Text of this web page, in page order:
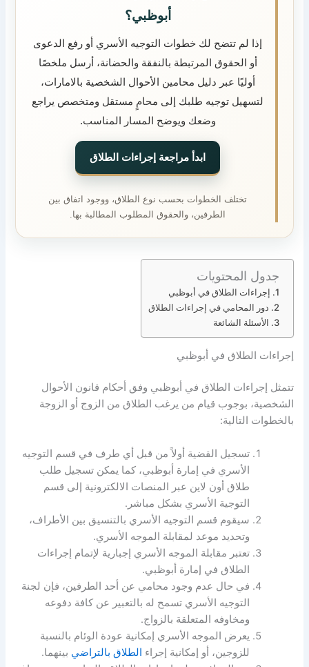
أبوظبي؟
إذا لم تتضح لك خطوات التوجيه الأسري أو رفع الدعوى
أو الحقوق المرتبطة بالنفقة والحضانة، أرسل ملخصًا
أوليًا عبر دليل محامين الأحوال الشخصية بالامارات،
لتسهيل توجيه طلبك إلى محامٍ مستقل ومتخصص يراجع
وضعك ويوضح المسار المناسب.
ابدأ مراجعة إجراءات الطلاق
تختلف الخطوات بحسب نوع الطلاق، ووجود اتفاق بين
الطرفين، والحقوق المطلوب المطالبة بها.
جدول المحتويات
إجراءات الطلاق في أبوظبي
دور المحامي في إجراءات الطلاق
الأسئلة الشائعة
إجراءات الطلاق في أبوظبي
تتمثل إجراءات الطلاق في أبوظبي وفق أحكام قانون الأحوال
الشخصية، بوجوب قيام من يرغب الطلاق من الزوج أو الزوجة
بالخطوات التالية:
تسجيل القضية أولاً من قبل أي طرف في قسم التوجيه
الأسري في إمارة أبوظبي، كما يمكن تسجيل طلب
طلاق أون لاين عبر المنصات الالكترونية إلى قسم
التوجية الأسري بشكل مباشر.
سيقوم قسم التوجيه الأسري بالتنسيق بين الأطراف،
وتحديد موعد لمقابلة الموجه الأسري.
تعتبر مقابلة الموجه الأسري إجبارية لإتمام إجراءات
الطلاق في إمارة أبوظبي.
في حال عدم وجود محامي عن أحد الطرفين، فإن لجنة
التوجيه الأسري تسمح له بالتعبير عن كافة دفوعه
ومخاوفه المتعلقة بالزواج.
يعرض الموجه الأسري إمكانية عودة الوئام بالنسبة
للزوجين، أو إمكانية إجراء الطلاق بالتراضي بينهما.